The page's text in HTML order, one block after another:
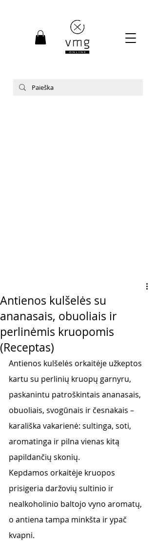
Antienos kulšelės su
ananasais, obuoliais ir
perlinėmis kruopomis
(Receptas)
Antienos kulšelės orkaitėje užkeptos
kartu su perlinių kruopų garnyru,
paskanintu patroškintais ananasais,
obuoliais, svogūnais ir česnakais –
karališka vakarienė: sultinga, soti,
aromatinga ir pilna vienas kitą
papildančių skonių.
Kepdamos orkaitėje kruopos
prisigeria daržovių sultinio ir
nealkoholinio baltojo vyno aromatų,
o antiena tampa minkšta ir ypač
kvapni.